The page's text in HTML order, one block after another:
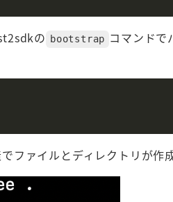
の bootstrap コマンドで
ファイルとディレクトリが作